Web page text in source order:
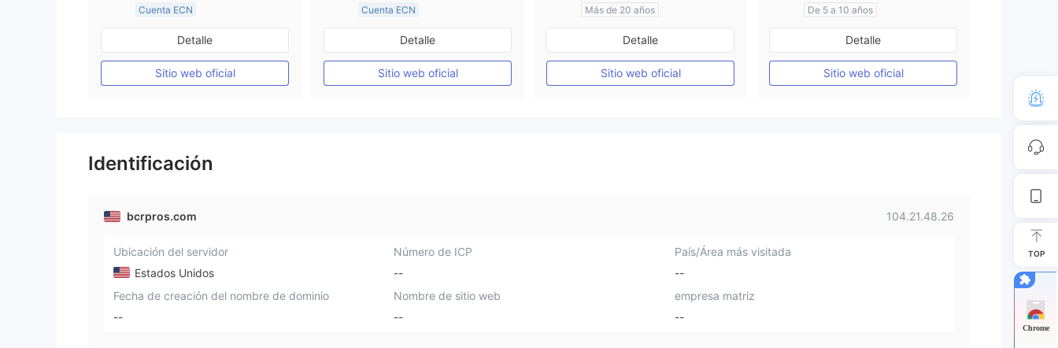
Cuenta ECN
De 15 a 20 años
Supervisión en Australia
Creación Mercado Forex (MM)
Licencia completa de MT4
Detalle
Sitio web oficial
Cuenta ECN
Más de 20 años
Supervisión en Australia
Creación Mercado Forex (MM)
Licencia completa de MT4
Detalle
Sitio web oficial
Más de 20 años
Supervisión en Australia
cTrader
Detalle
Sitio web oficial
De 5 a 10 años
Supervisión en Australia
Licencia completa de MT4
Detalle
Sitio web oficial
Identificación
bcrpros.com 104.21.48.26
Ubicación del servidor
Estados Unidos
Número de ICP
--
País/Área más visitada
--
Fecha de creación del nombre de dominio
--
Nombre de sitio web
--
empresa matriz
--
TOP
Chrome